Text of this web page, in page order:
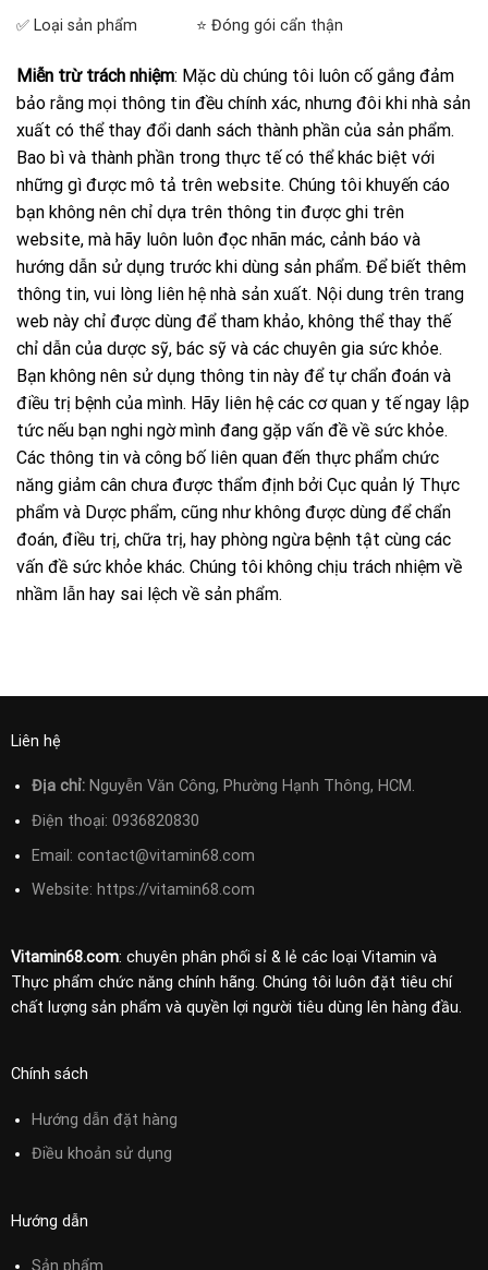
✅ Loại sản phẩm
⭐ Đóng gói cẩn thận
Miễn trừ trách nhiệm: Mặc dù chúng tôi luôn cố gắng đảm
bảo rằng mọi thông tin đều chính xác, nhưng đôi khi nhà sản
xuất có thể thay đổi danh sách thành phần của sản phẩm.
Bao bì và thành phần trong thực tế có thể khác biệt với
những gì được mô tả trên website. Chúng tôi khuyến cáo
bạn không nên chỉ dựa trên thông tin được ghi trên
website, mà hãy luôn luôn đọc nhãn mác, cảnh báo và
hướng dẫn sử dụng trước khi dùng sản phẩm. Để biết thêm
thông tin, vui lòng liên hệ nhà sản xuất. Nội dung trên trang
web này chỉ được dùng để tham khảo, không thể thay thế
chỉ dẫn của dược sỹ, bác sỹ và các chuyên gia sức khỏe.
Bạn không nên sử dụng thông tin này để tự chẩn đoán và
điều trị bệnh của mình. Hãy liên hệ các cơ quan y tế ngay lập
tức nếu bạn nghi ngờ mình đang gặp vấn đề về sức khỏe.
Các thông tin và công bố liên quan đến thực phẩm chức
năng giảm cân chưa được thẩm định bởi Cục quản lý Thực
phẩm và Dược phẩm, cũng như không được dùng để chẩn
đoán, điều trị, chữa trị, hay phòng ngừa bệnh tật cùng các
vấn đề sức khỏe khác. Chúng tôi không chịu trách nhiệm về
nhầm lẫn hay sai lệch về sản phẩm.
Liên hệ
Địa chỉ:Nguyễn Văn Công, Phường Hạnh Thông, HCM.
Điện thoại: 0936820830
Email: contact@vitamin68.com
Website: https://vitamin68.com
Vitamin68.com: chuyên phân phối sỉ & lẻ các loại Vitamin và
Thực phẩm chức năng chính hãng. Chúng tôi luôn đặt tiêu chí
chất lượng sản phẩm và quyền lợi người tiêu dùng lên hàng đầu.
Chính sách
Hướng dẫn đặt hàng
Điều khoản sử dụng
Hướng dẫn